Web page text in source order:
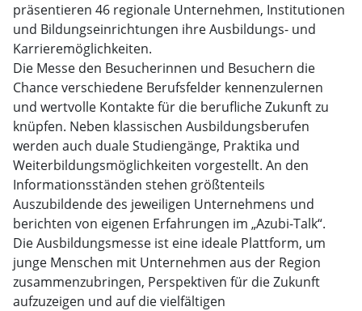
präsentieren 46 regionale Unternehmen, Institutionen
und Bildungseinrichtungen ihre Ausbildungs- und
Karrieremöglichkeiten.
Die Messe den Besucherinnen und Besuchern die
Chance verschiedene Berufsfelder kennenzulernen
und wertvolle Kontakte für die berufliche Zukunft zu
knüpfen. Neben klassischen Ausbildungsberufen
werden auch duale Studiengänge, Praktika und
Weiterbildungsmöglichkeiten vorgestellt. An den
Informationsständen stehen größtenteils
Auszubildende des jeweiligen Unternehmens und
berichten von eigenen Erfahrungen im „Azubi-Talk“.
Die Ausbildungsmesse ist eine ideale Plattform, um
junge Menschen mit Unternehmen aus der Region
zusammenzubringen, Perspektiven für die Zukunft
aufzuzeigen und auf die vielfältigen